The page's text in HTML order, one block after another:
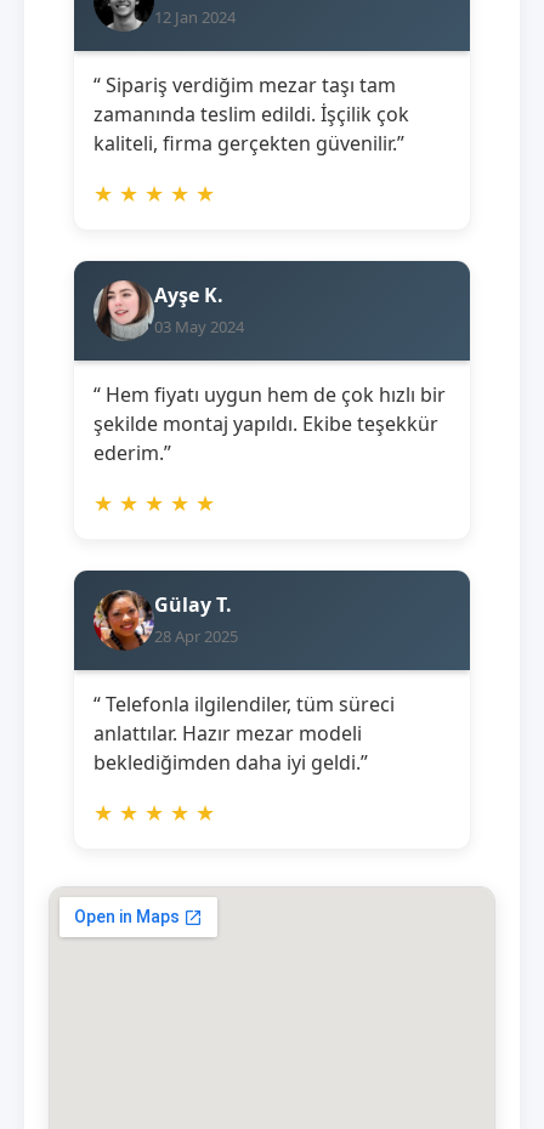
12 Jan 2024
“ Sipariş verdiğim mezar taşı tam
zamanında teslim edildi. İşçilik çok
kaliteli, firma gerçekten güvenilir.”
★ ★ ★ ★ ★
Ayşe K.
03 May 2024
“ Hem fiyatı uygun hem de çok hızlı bir
şekilde montaj yapıldı. Ekibe teşekkür
ederim.”
★ ★ ★ ★ ★
Gülay T.
28 Apr 2025
“ Telefonla ilgilendiler, tüm süreci
anlattılar. Hazır mezar modeli
beklediğimden daha iyi geldi.”
★ ★ ★ ★ ★